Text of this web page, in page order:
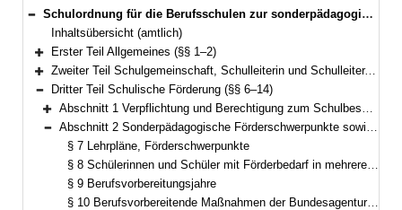
Bereich reduzieren
Schulordnung für die Berufsschulen zur sonderpädagogischen Förderung (Förderberufsschulordnung – BSO-F) Vom 26. Oktober 2009 (GVBl S. 580) BayRS 2233-2-2-K (§§ 1–36)
Inhaltsübersicht (amtlich)
Bereich erweitern
Erster Teil Allgemeines (§§ 1–2)
Bereich erweitern
Zweiter Teil Schulgemeinschaft, Schulleiterin und Schulleiter, Lehrkräfte, Schülerinnen und Schüler, Berufsschulbeirat (§§ 3–5)
Bereich reduzieren
Dritter Teil Schulische Förderung (§§ 6–14)
Bereich erweitern
Abschnitt 1 Verpflichtung und Berechtigung zum Schulbesuch(vgl. Art. 41 BayEUG) (§ 6)
Bereich reduzieren
Abschnitt 2 Sonderpädagogische Förderschwerpunkte sowie Ausbildungs- und Förderformen(vgl. Art. 19 bis 21 BayEUG) (§§ 7–14)
§ 7 Lehrpläne, Förderschwerpunkte
§ 8 Schülerinnen und Schüler mit Förderbedarf in mehreren Förderschwerpunkten
§ 9 Berufsvorbereitungsjahre
§ 10 Berufsvorbereitende Maßnahmen der Bundesagentur für Arbeit